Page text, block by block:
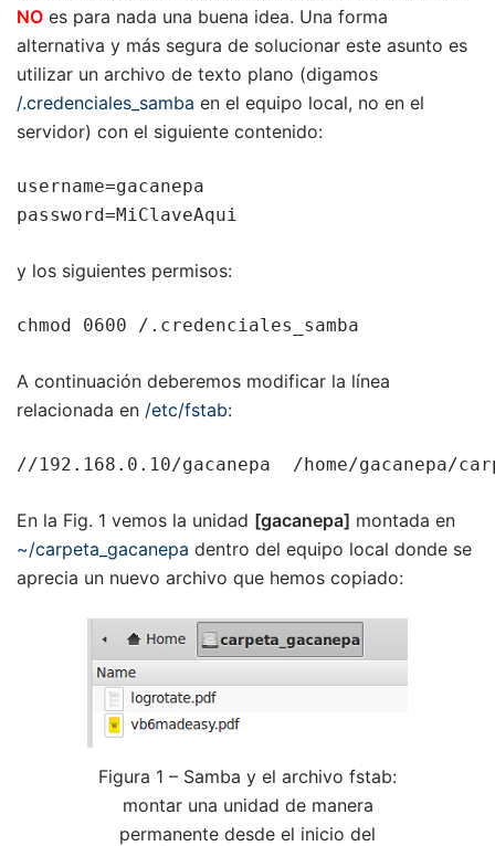
NO es para nada una buena idea. Una forma
alternativa y más segura de solucionar este asunto es
utilizar un archivo de texto plano (digamos
/.credenciales_samba en el equipo local, no en el
servidor) con el siguiente contenido:
username=gacanepa
password=MiClaveAqui
y los siguientes permisos:
chmod 0600 /.credenciales_samba
A continuación deberemos modificar la línea
relacionada en /etc/fstab:
//192.168.0.10/gacanepa  /home/gacanepa/
En la Fig. 1 vemos la unidad [gacanepa] montada en
~/carpeta_gacanepa dentro del equipo local donde se
aprecia un nuevo archivo que hemos copiado:
Figura 1 – Samba y el archivo fstab:
montar una unidad de manera
permanente desde el inicio del